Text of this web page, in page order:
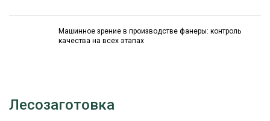
Машинное зрение в производстве фанеры: контроль
качества на всех этапах
Лесозаготовка